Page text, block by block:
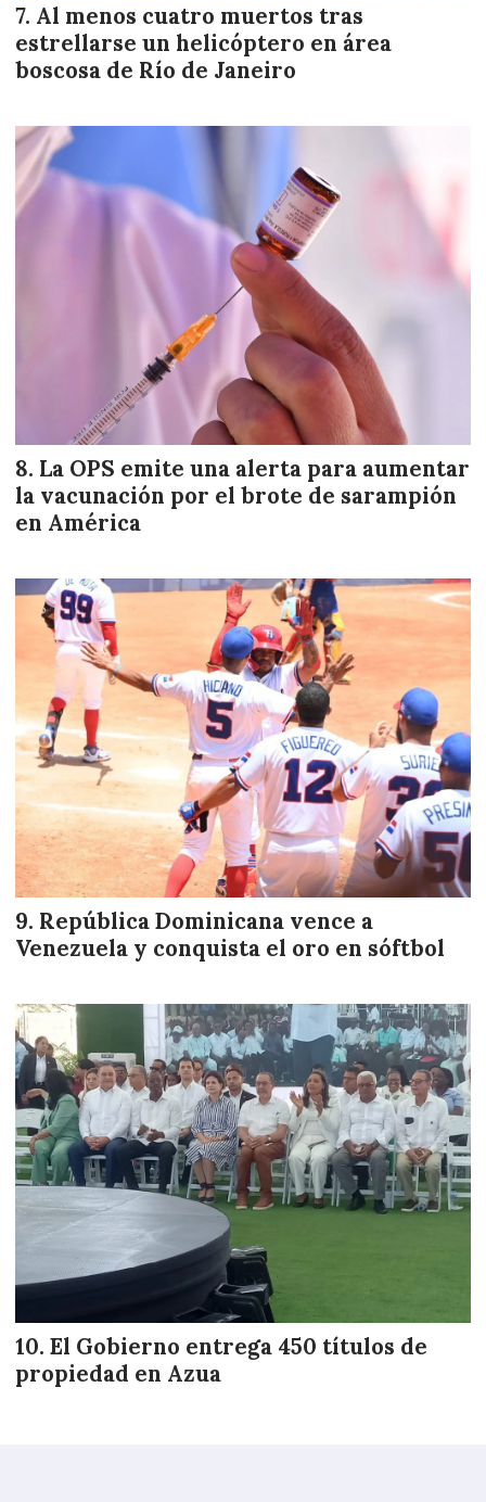
Al menos cuatro muertos tras
estrellarse un helicóptero en área
boscosa de Río de Janeiro
La OPS emite una alerta para aumentar
la vacunación por el brote de sarampión
en América
República Dominicana vence a
Venezuela y conquista el oro en sóftbol
El Gobierno entrega 450 títulos de
propiedad en Azua